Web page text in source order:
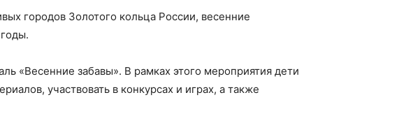
городов Золотого кольца России, весенние
«Весенние забавы». В рамках этого мероприятия дети
участвовать в конкурсах и играх, а также